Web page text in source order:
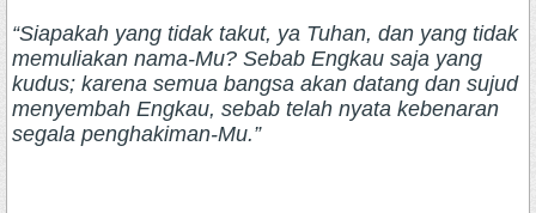
“Siapakah yang tidak takut, ya Tuhan, dan yang tidak
memuliakan nama-Mu? Sebab Engkau saja yang
kudus; karena semua bangsa akan datang dan sujud
menyembah Engkau, sebab telah nyata kebenaran
segala penghakiman-Mu.”